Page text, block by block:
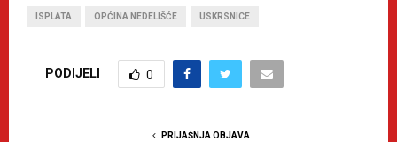
ISPLATA OPĆINA NEDELIŠĆE USKRSNICE
PODIJELI 0
PRIJAŠNJA OBJAVA